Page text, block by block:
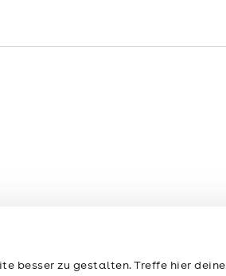
besser zu gestalten. Treffe hier deine